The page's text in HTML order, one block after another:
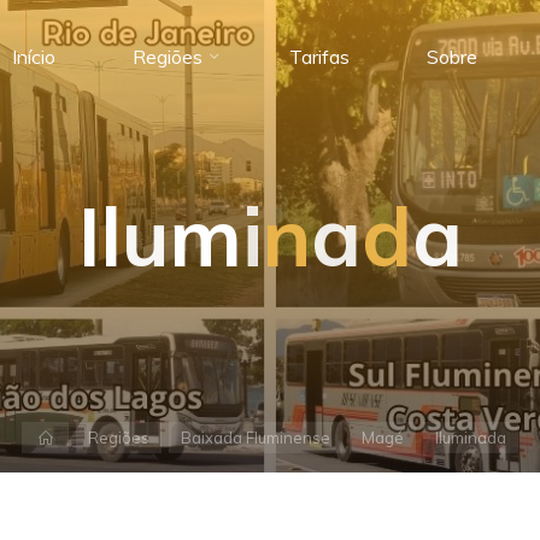
Início Regiões Tarifas Sobre
Iluminada
Página
inicial
Regiões Baixada Fluminense Magé Iluminada